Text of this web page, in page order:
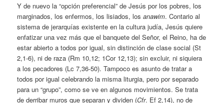
Y de nuevo la “opción preferencial” de Jesús por los pobres, los
marginados, los enfermos, los lisiados, losanawim. Contario al
sistema de jerarquías existente en la cultura judía, Jesús quiere
enfatizar una vez más que el banquete del Señor, el Reino, ha de
estar abierto a todos por igual, sin distinción de clase social (St
2,1-6), ni de raza (Rm 10,12; 1Cor 12,13); sin excluir, ni siquiera
a los pecadores (Lc 7,36-50). Tampoco es asunto de tratar a
todos por igual celebrando la misma liturgia, pero por separado
para un “grupo”, como se ve en algunos movimientos. Se trata
de derribar muros que separan y dividen (Cfr. Ef 2,14), no de